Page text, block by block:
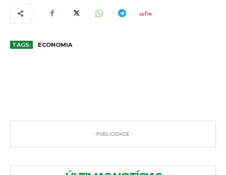
TAGS: ECONOMIA
- PUBLICIDADE -